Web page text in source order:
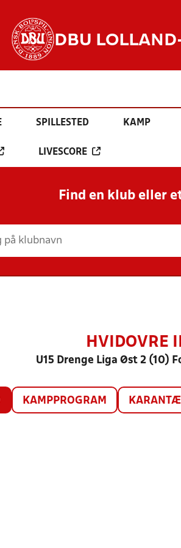
DBU
SPILLESTED KAMP
LIVESCORE
Find en klub eller
HVIDOVRE
U15 Drenge Liga Øst 2 (10)
KAMPPROGRAM